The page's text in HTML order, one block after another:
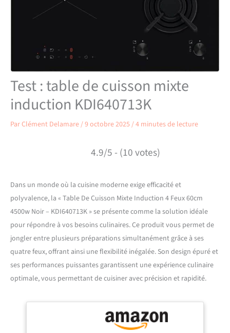
Test : table de cuisson mixte
induction KDI640713K
ParClément Delamare/9 octobre 2025/4 minutes de lecture
4.9/5 - (10 votes)
Dans un monde où la cuisine moderne exige efficacité et
polyvalence, la « Table De Cuisson Mixte Induction 4 Feux 60cm
4500w Noir – KDI640713K » se présente comme la solution idéale
pour répondre à vos besoins culinaires. Ce produit vous permet de
jongler entre plusieurs préparations simultanément grâce à ses
quatre feux, offrant ainsi une flexibilité inégalée. Son design épuré et
ses performances puissantes garantissent une expérience culinaire
optimale, vous permettant de cuisiner avec précision et rapidité.